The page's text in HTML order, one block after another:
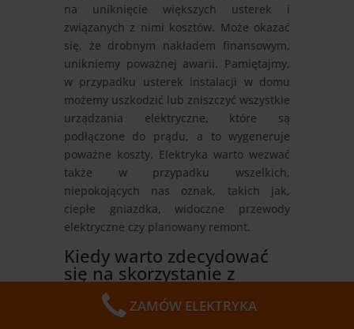
na uniknięcie większych usterek i
związanych z nimi kosztów. Może okazać
się, że drobnym nakładem finansowym,
unikniemy poważnej awarii. Pamiętajmy,
w przypadku usterek instalacji w domu
możemy uszkodzić lub zniszczyć wszystkie
urządzania elektryczne, które są
podłączone do prądu, a to wygeneruje
poważne koszty. Elektryka warto wezwać
także w przypadku wszelkich,
niepokojących nas oznak, takich jak,
ciepłe gniazdka, widoczne przewody
elektryczne czy planowany remont.
Kiedy warto zdecydować
się na skorzystanie z
usług
Elektrykpowinniśmy wzywać nie tylko w
ZAMÓW ELEKTRYKA